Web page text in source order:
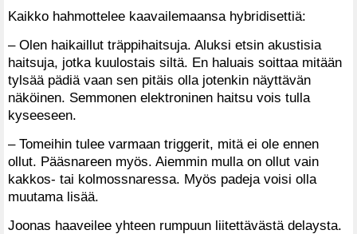
Kaikko hahmottelee kaavailemaansa hybridisettiä:
– Olen haikaillut träppihaitsuja. Aluksi etsin akustisia
haitsuja, jotka kuulostais siltä. En haluais soittaa mitään
tylsää pädiä vaan sen pitäis olla jotenkin näyttävän
näköinen. Semmonen elektroninen haitsu vois tulla
kyseeseen.
– Tomeihin tulee varmaan triggerit, mitä ei ole ennen
ollut. Pääsnareen myös. Aiemmin mulla on ollut vain
kakkos- tai kolmossnaressa. Myös padeja voisi olla
muutama lisää.
Joonas haaveilee yhteen rumpuun liitettävästä delaysta.